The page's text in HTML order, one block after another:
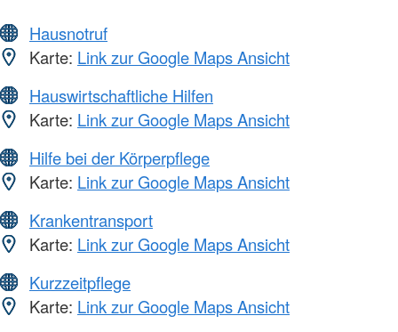
Hausnotruf
Karte: Link zur Google Maps Ansicht
Hauswirtschaftliche Hilfen
Karte: Link zur Google Maps Ansicht
Hilfe bei der Körperpflege
Karte: Link zur Google Maps Ansicht
Krankentransport
Karte: Link zur Google Maps Ansicht
Kurzzeitpflege
Karte: Link zur Google Maps Ansicht